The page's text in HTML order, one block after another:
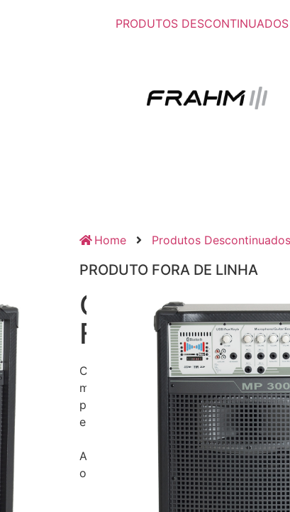
PRODUTOS DESCONTINUADOS
Home Produtos Descontinuados
PRODUTO FORA DE LINHA
Caixa
Frahm – MP
Com 300 Watts Rms de potência para
médio porte como igrejas, escolas,
possível utilizar todos os canais
e eficiência.
A MP3000 também permite conectar
ouvir suas rádios favoritas através da
A MP 3000 BT possuí Voltagem